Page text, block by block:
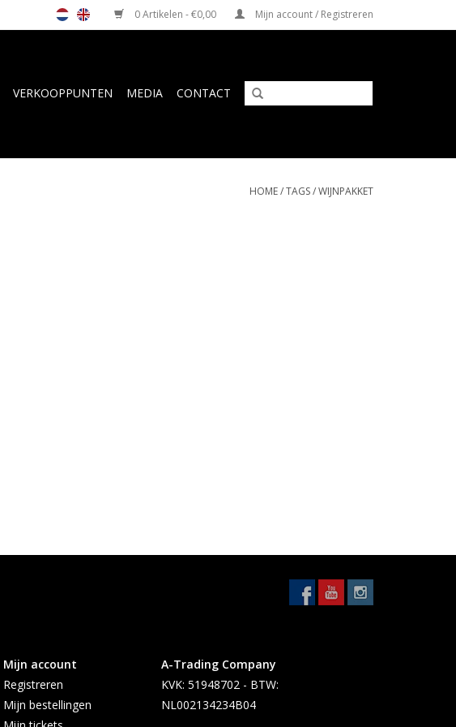
0 Artikelen - €0,00 Mijn account / Registreren
VERKOOPPUNTEN MEDIA CONTACT
HOME/TAGS/WIJNPAKKET
Mijn account
Registreren
Mijn bestellingen
A-Trading Company
KVK: 51948702 - BTW:
NL002134234B04